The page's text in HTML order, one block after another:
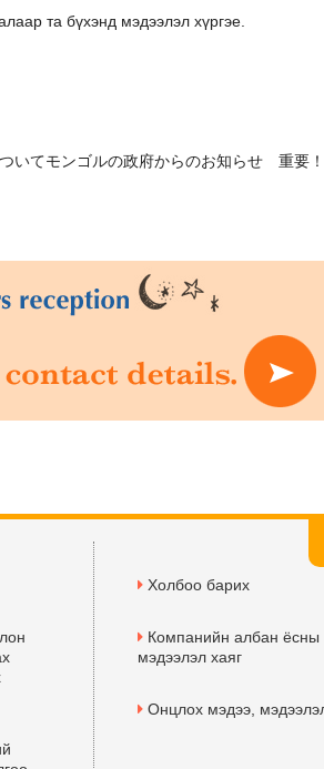
та бүхэнд мэдээлэл хүргэе.
いてモンゴルの政府からのお知らせ 重要！
Холбоо барих
Компанийн албан ёсны
мэдээлэл хаяг
Онцлох мэдээ,